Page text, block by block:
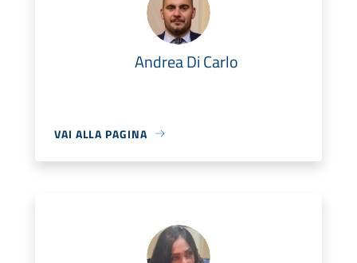
Andrea Di Carlo
VAI ALLA PAGINA